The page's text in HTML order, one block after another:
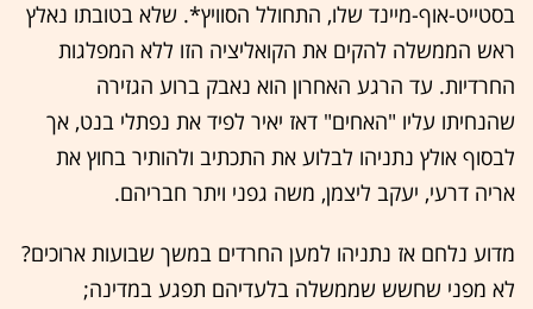
בסטייט-אוף-מיינד שלו, התחולל הסוויץ*. שלא בטובתו נאלץ
ראש הממשלה להקים את הקואליציה הזו ללא המפלגות
החרדיות. עד הרגע האחרון הוא נאבק ברוע הגזירה
שהנחיתו עליו "האחים" דאז יאיר לפיד את נפתלי בנט, אך
לבסוף אולץ נתניהו לבלוע את התכתיב ולהותיר בחוץ את
אריה דרעי, יעקב ליצמן, משה גפני ויתר חבריהם.
מדוע נלחם אז נתניהו למען החרדים במשך שבועות ארוכים?
לא מפני שחשש שממשלה בלעדיהם תפגע במדינה;